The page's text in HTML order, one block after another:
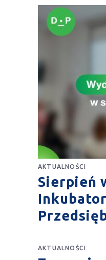
AKTUALNOŚCI
Sierpień
Inkubator
AKTUALNOŚCI